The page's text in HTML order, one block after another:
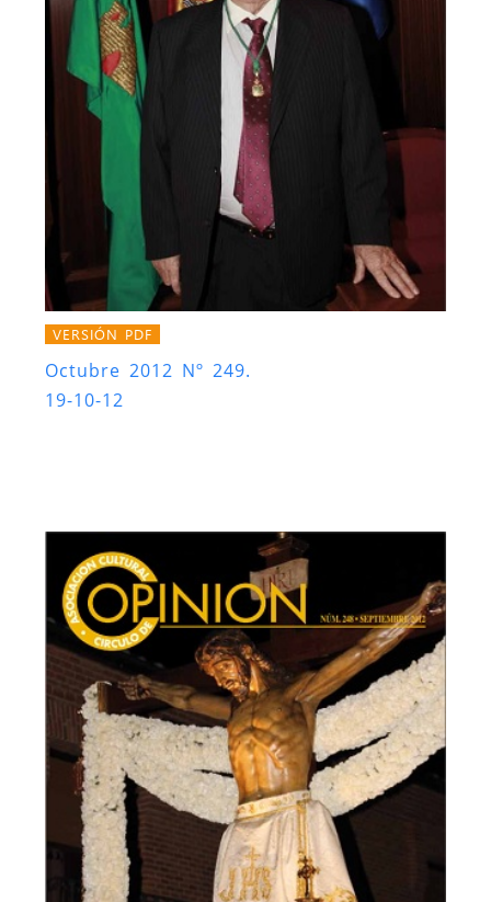
VERSIÓN PDF
Octubre 2012 Nº 249.
19-10-12